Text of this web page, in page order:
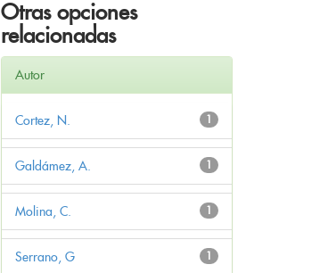
Otras opciones
relacionadas
Autor
1
Cortez, N.
1
Galdámez, A.
1
Molina, C.
1
Serrano, G